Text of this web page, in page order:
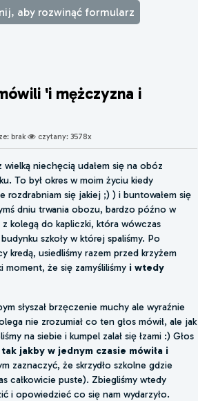
aby rozwinąć formularz
'i mężczyzna i
brak czytany: 3578x
wielką niechęcią udałem się na obóz
To był okres w moim życiu kiedy
rozdrabniam się jakiej ;) ) i buntowałem się
dniu trwania obozu, bardzo późno w
kolegą do kapliczki, która wówczas
szkoły w której spaliśmy. Po
kredą, usiedliśmy razem przed krzyżem
moment, że się zamyśliliśmy i wtedy
słyszał brzęczenie muchy ale wyraźnie
nie zrozumiał co ten głos mówił, ale jak
na siebie i kumpel zalał się łzami :) Głos
jakby w jednym czasie mówiła i
zaznaczyć, że skrzydło szkolne gdzie
całkowicie puste). Zbiegliśmy wtedy
i opowiedzieć co się nam wydarzyło.